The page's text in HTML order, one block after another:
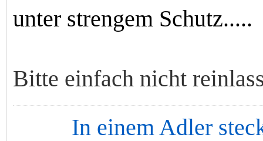
unter strengem Schutz.....
Bitte einfach nicht
In einem Adler steckt